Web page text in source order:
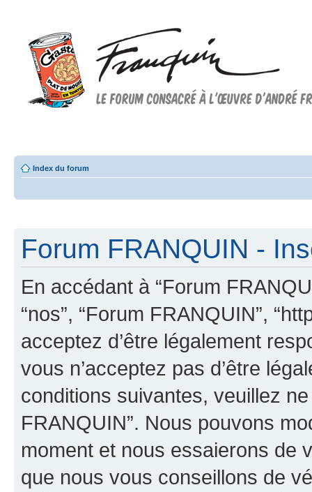
Index du forum
Forum FRANQUIN -
En accédant à “Forum
“nos”, “Forum FRANQUIN”,
acceptez d’être légalement
vous n’acceptez pas d’être
conditions suivantes, veuillez
FRANQUIN”. Nous pouvons
moment et nous essaierons de
que nous vous conseillons de